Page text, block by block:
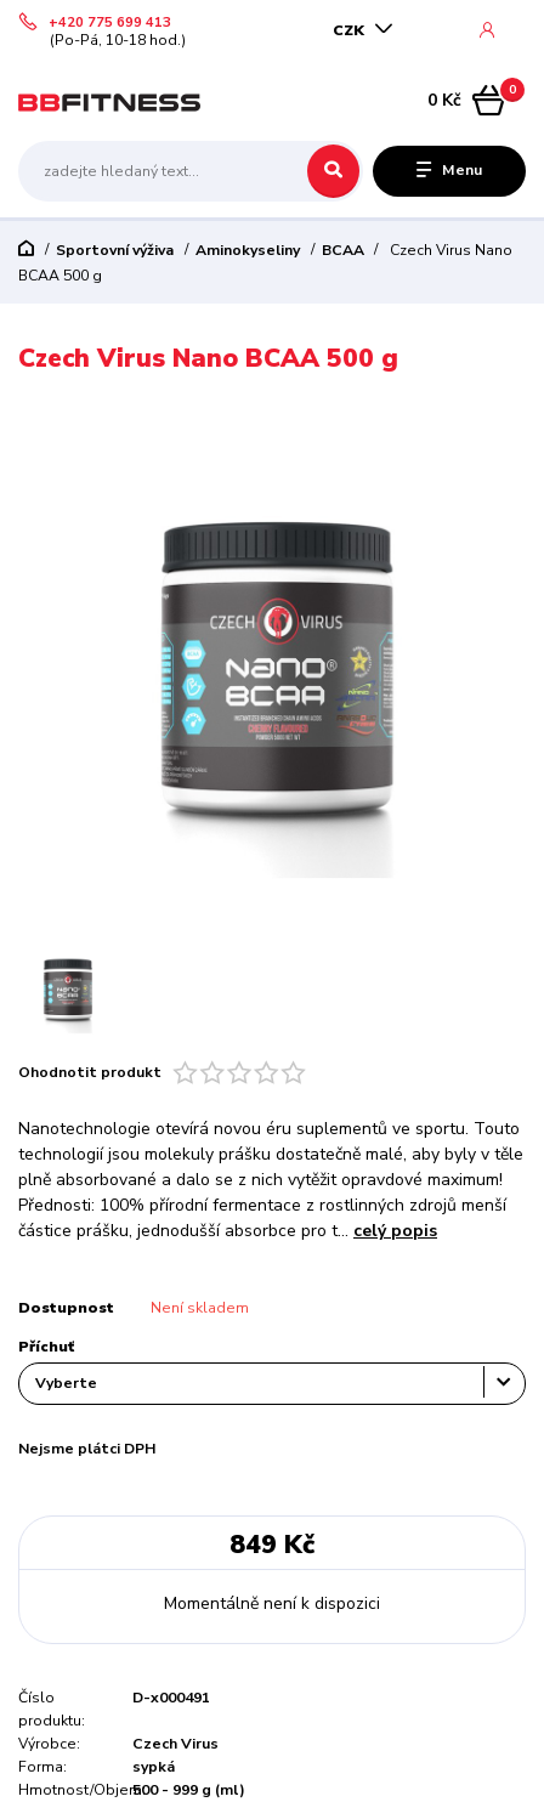
Menu
CZK
+420 775 699 413
(Po-Pá, 10-18 hod.)
0
0 Kč
Sportovní výživa Aminokyseliny BCAA
Czech Virus Nano
BCAA 500 g
Czech Virus Nano BCAA 500 g
Ohodnotit produkt
Nanotechnologie otevírá novou éru suplementů ve sportu. Touto
technologií jsou molekuly prášku dostatečně malé, aby byly v těle
plně absorbované a dalo se z nich vytěžit opravdové maximum!
Přednosti: 100% přírodní fermentace z rostlinných zdrojů menší
částice prášku, jednodušší absorbce pro t... celý popis
Dostupnost Není skladem
Příchuť
Nejsme plátci DPH
849 Kč
Momentálně není k dispozici
Číslo
produktu:
D-x000491
Výrobce:
Czech Virus
Forma:
sypká
Hmotnost/Objem:500 - 999 g (ml)